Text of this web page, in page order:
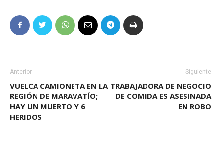
Anterior
VUELCA CAMIONETA EN LA
REGIÓN DE MARAVATÍO;
HAY UN MUERTO Y 6
HERIDOS
Siguiente
TRABAJADORA DE NEGOCIO
DE COMIDA ES ASESINADA
EN ROBO